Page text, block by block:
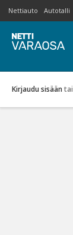
Nettiauto Autotalli
Kirjaudu sisään tai